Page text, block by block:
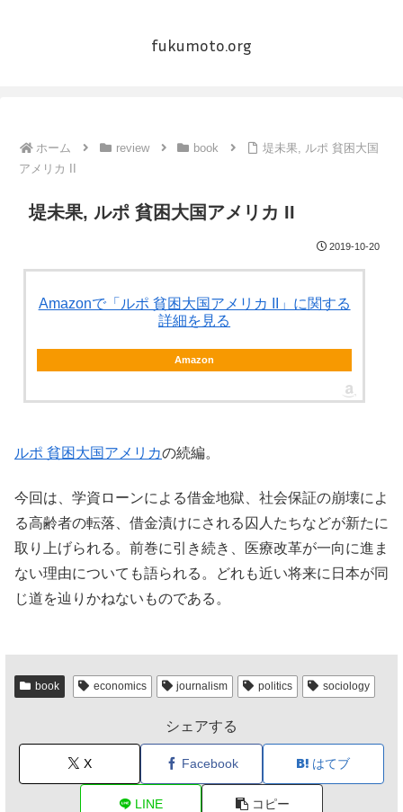
fukumoto.org
ホーム review book
堤未果, ルポ 貧困大国
アメリカ II
堤未果, ルポ 貧困大国アメリカ II
2019-10-20
Amazonで「ルポ 貧困大国アメリカ II」に関する
詳細を見る
Amazon
ルポ 貧困大国アメリカの続編。
今回は、学資ローンによる借金地獄、社会保証の崩壊によ
る高齢者の転落、借金漬けにされる囚人たちなどが新たに
取り上げられる。前巻に引き続き、医療改革が一向に進ま
ない理由についても語られる。どれも近い将来に日本が同
じ道を辿りかねないものである。
book economics journalism politics sociology
シェアする
X Facebook はてブ
LINE コピー